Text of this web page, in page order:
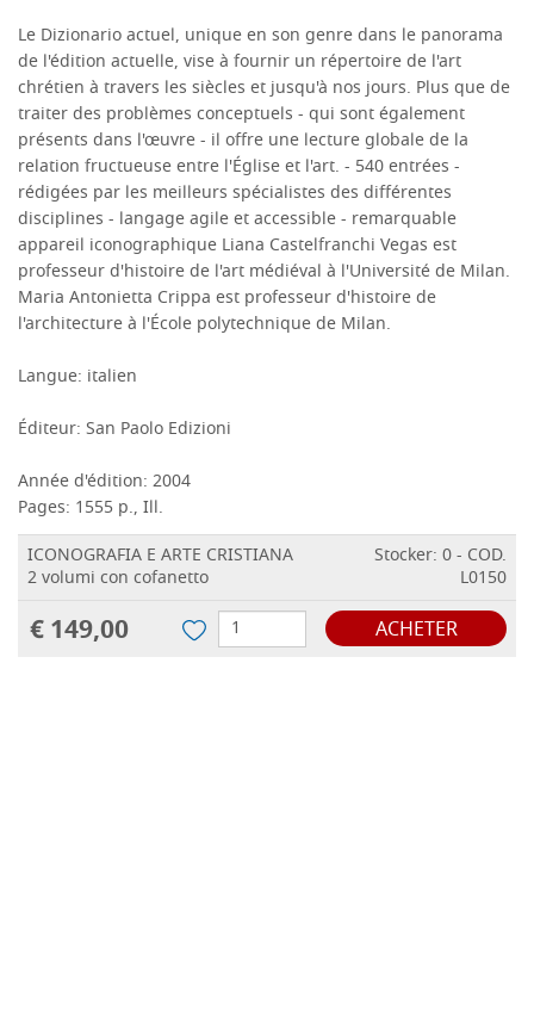
Le Dizionario actuel, unique en son genre dans le panorama
de l'édition actuelle, vise à fournir un répertoire de l'art
chrétien à travers les siècles et jusqu'à nos jours. Plus que de
traiter des problèmes conceptuels - qui sont également
présents dans l'œuvre - il offre une lecture globale de la
relation fructueuse entre l'Église et l'art. - 540 entrées -
rédigées par les meilleurs spécialistes des différentes
disciplines - langage agile et accessible - remarquable
appareil iconographique Liana Castelfranchi Vegas est
professeur d'histoire de l'art médiéval à l'Université de Milan.
Maria Antonietta Crippa est professeur d'histoire de
l'architecture à l'École polytechnique de Milan.
Langue: italien
Éditeur: San Paolo Edizioni
Année d'édition: 2004
Pages: 1555 p., Ill.
ICONOGRAFIA E ARTE CRISTIANA
2 volumi con cofanetto
Stocker: 0 - COD.
L0150
€ 149,00 ACHETER